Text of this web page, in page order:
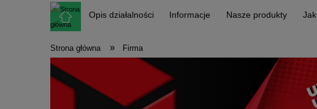
Opis działalności Informacje Nasze produkty
Strona główna » Firma